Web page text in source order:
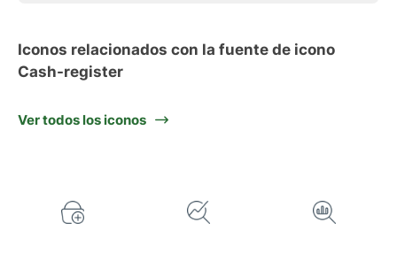
Iconos relacionados con la fuente de icono
Cash-register
Ver todos los iconos